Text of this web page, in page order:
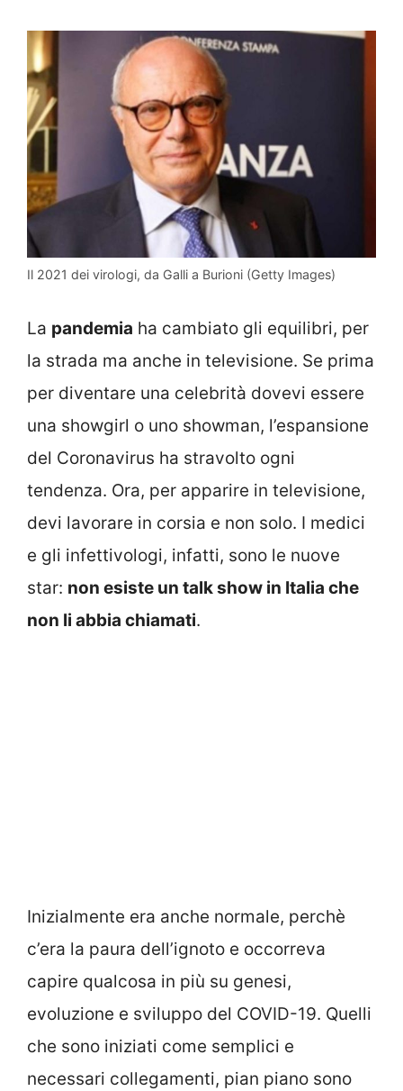
Il 2021 dei virologi, da Galli a Burioni (Getty Images)
La pandemia ha cambiato gli equilibri, per
la strada ma anche in televisione. Se prima
per diventare una celebrità dovevi essere
una showgirl o uno showman, l’espansione
del Coronavirus ha stravolto ogni
tendenza. Ora, per apparire in televisione,
devi lavorare in corsia e non solo. I medici
e gli infettivologi, infatti, sono le nuove
star: non esiste un talk show in Italia che
non li abbia chiamati.
Inizialmente era anche normale, perchè
c’era la paura dell’ignoto e occorreva
capire qualcosa in più su genesi,
evoluzione e sviluppo del COVID-19. Quelli
che sono iniziati come semplici e
necessari collegamenti, pian piano sono